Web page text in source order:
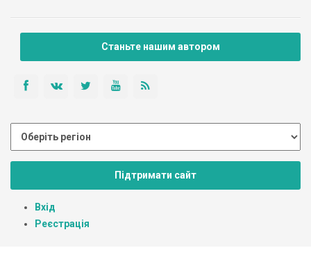
Станьте нашим автором
Підтримати сайт
Вхід
Реєстрація